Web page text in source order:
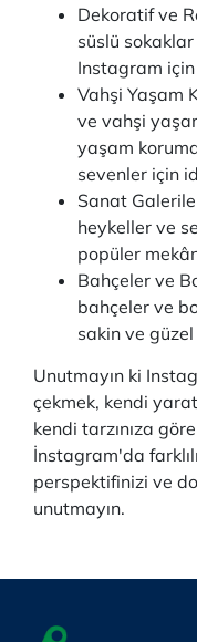
Dekoratif ve
süslü
Instagram
Vahşi Yaşam
ve vahşi
yaşam
sevenler için
Sanat
heykeller ve
popüler
Bahçeler ve
bahçeler ve
sakin ve
Unutmayın ki
çekmek, kendi
kendi tarzınıza
İnstagram'da
perspektifinizi ve
unutmayın.